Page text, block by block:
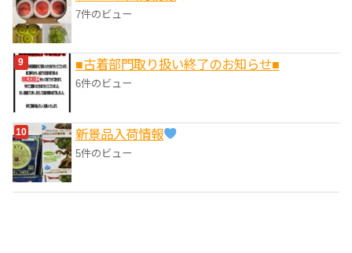
7件のビュー
■‎古着部門取り扱い終了のお知らせ■
6件のビュー
‎新景品入荷情報
5件のビュー